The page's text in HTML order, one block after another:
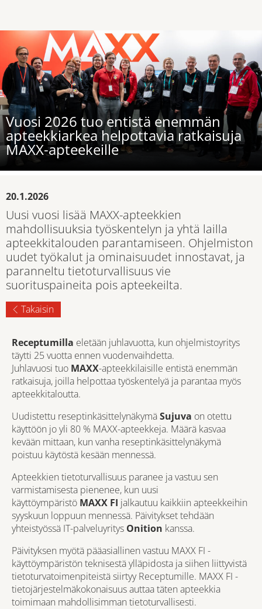
Vuosi 2026 tuo entistä enemmän
apteekkiarkea helpottavia ratkaisuja
MAXX-apteekeille
20.1.2026
Uusi vuosi lisää MAXX-apteekkien
mahdollisuuksia työskentelyn ja yhtä lailla
apteekkitalouden parantamiseen. Ohjelmiston
uudet työkalut ja ominaisuudet innostavat, ja
paranneltu tietoturvallisuus vie
suorituspaineita pois apteekeilta.
Takaisin
Receptumilla eletään juhlavuotta, kun ohjelmistoyritys
täytti 25 vuotta ennen vuodenvaihdetta.
Juhlavuosi tuo MAXX-apteekkilaisille entistä enemmän
ratkaisuja, joilla helpottaa työskentelyä ja parantaa myös
apteekkitaloutta.
Uudistettu reseptinkäsittelynäkymäSujuva on otettu
käyttöön jo yli 80 % MAXX-apteekkeja. Määrä kasvaa
kevään mittaan, kun vanha reseptinkäsittelynäkymä
poistuu käytöstä kesään mennessä.
Apteekkien tietoturvallisuus paranee ja vastuu sen
varmistamisesta pienenee, kun uusi
käyttöympäristö MAXX FI jalkautuu kaikkiin apteekkeihin
syyskuun loppuun mennessä. Päivitykset tehdään
yhteistyössä IT-palveluyritys Onition kanssa.
Päivityksen myötä pääasiallinen vastuu MAXX FI -
käyttöympäristön teknisestä ylläpidosta ja siihen liittyvistä
tietoturvatoimenpiteistä siirtyy Receptumille. MAXX FI -
tietojärjestelmäkokonaisuus auttaa täten apteekkia
toimimaan mahdollisimman tietoturvallisesti.